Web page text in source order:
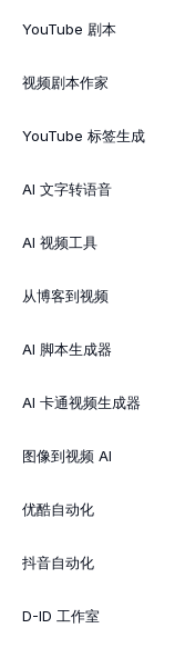
YouTube 剧本
视频剧本作家
YouTube 标签生成
AI 文字转语音
AI 视频工具
从博客到视频
AI 脚本生成器
AI 卡通视频生成器
图像到视频 AI
优酷自动化
抖音自动化
D-ID 工作室